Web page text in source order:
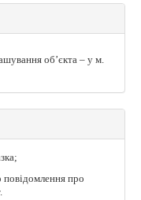
об’єкта – у м.
повідомлення про